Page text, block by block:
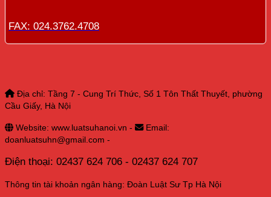
FAX: 024.3762.4708
Địa chỉ: Tầng 7 - Cung Trí Thức, Số 1 Tôn Thất Thuyết, phường
Cầu Giấy, Hà Nội
Website: www.luatsuhanoi.vn -
Email:
doanluatsuhn@gmail.com -
Điện thoại: 02437 624 706 - 02437 624 707
Thông tin tài khoản ngân hàng: Đoàn Luật Sư Tp Hà Nội